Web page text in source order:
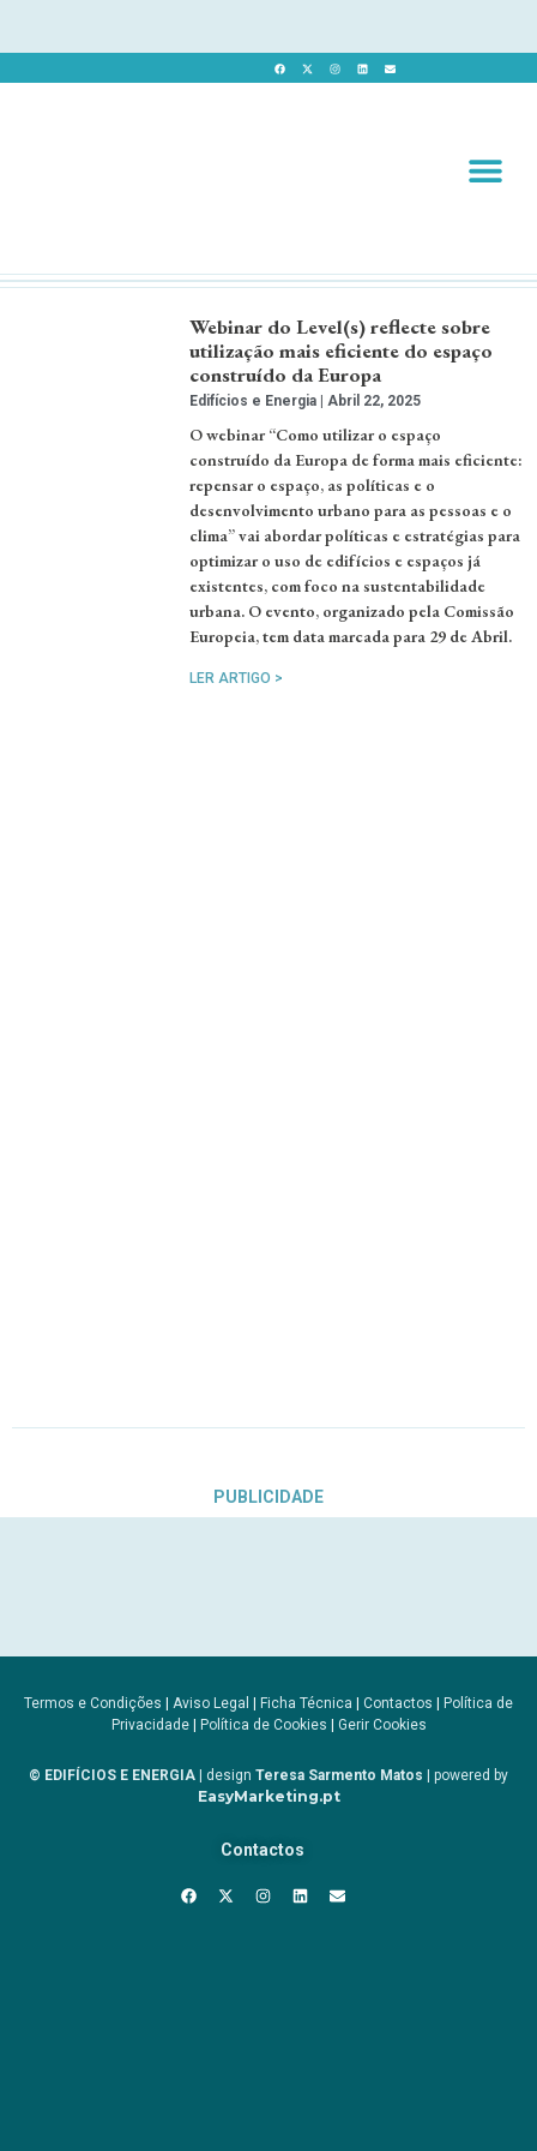
Webinar do Level(s) reflecte sobre
utilização mais eficiente do espaço
construído da Europa
Edifícios e Energia Abril 22, 2025
O webinar “Como utilizar o espaço
construído da Europa de forma mais eficiente:
repensar o espaço, as políticas e o
desenvolvimento urbano para as pessoas e o
clima” vai abordar políticas e estratégias para
optimizar o uso de edifícios e espaços já
existentes, com foco na sustentabilidade
urbana. O evento, organizado pela Comissão
Europeia, tem data marcada para 29 de Abril.
LER ARTIGO >
PUBLICIDADE
Termos e Condições | Aviso Legal | Ficha Técnica | Contactos | Política de
Privacidade| Política de Cookies | Gerir Cookies
© EDIFÍCIOS E ENERGIA | design Teresa Sarmento Matos | powered by
EasyMarketing.pt
Contactos